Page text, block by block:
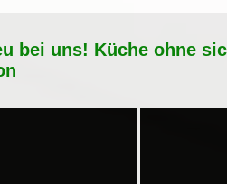
bei uns! Küche ohne